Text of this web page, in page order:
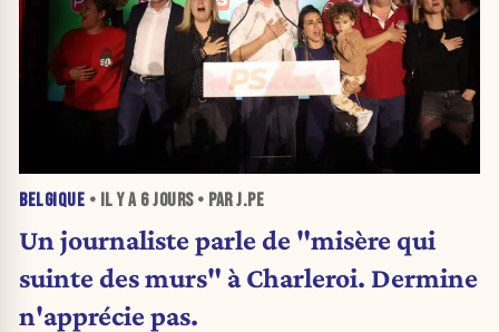
BELGIQUE • IL Y A 6 JOURS• PAR J.PE
Un journaliste parle de "misère qui
suinte des murs" à Charleroi. Dermine
n'apprécie pas.